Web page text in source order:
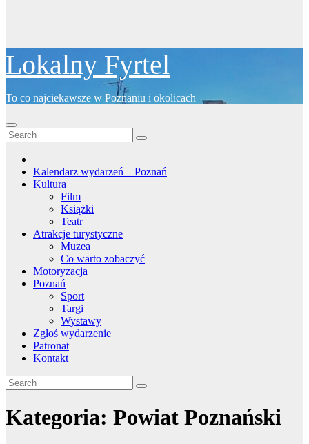
Lokalny Fyrtel
To co najciekawsze w Poznaniu i okolicach
Kalendarz wydarzeń – Poznań
Kultura
Film
Książki
Teatr
Atrakcje turystyczne
Muzea
Co warto zobaczyć
Motoryzacja
Poznań
Sport
Targi
Wystawy
Zgłoś wydarzenie
Patronat
Kontakt
Kategoria: Powiat Poznański